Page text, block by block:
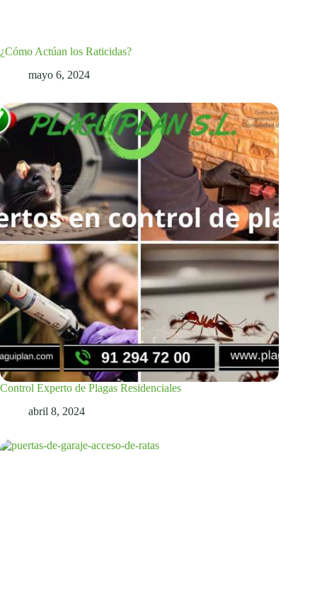
¿Cómo Actúan los Raticidas?
mayo 6, 2024
Control Experto de Plagas Residenciales
abril 8, 2024